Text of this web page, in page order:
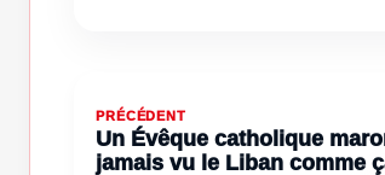
PRÉCÉDENT
Un Évêque catholique
jamais vu le Liban comme